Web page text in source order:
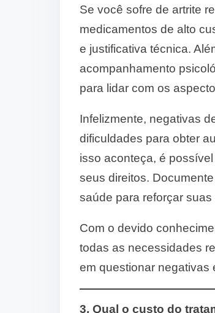
Se você sofre de artrite
medicamentos de alto
e justificativa técnica.
acompanhamento
para lidar com os
Infelizmente, negativas
dificuldades para obter
isso aconteça, é
seus direitos.
saúde para reforçar
Com o devido
todas as necessidades
em questionar negativas
3. Qual o custo do